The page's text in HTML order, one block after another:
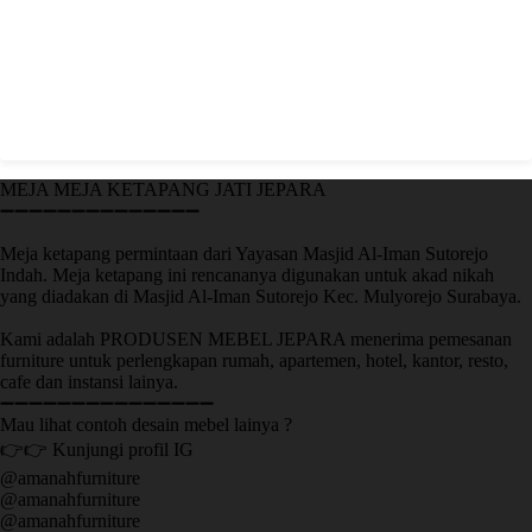
MEJA MEJA KETAPANG JATI JEPARA
➖➖➖➖➖➖➖➖➖➖➖➖➖➖
Meja ketapang permintaan dari Yayasan Masjid Al-Iman Sutorejo
Indah. Meja ketapang ini rencananya digunakan untuk akad nikah
yang diadakan di Masjid Al-Iman Sutorejo Kec. Mulyorejo Surabaya.
Kami adalah PRODUSEN MEBEL JEPARA menerima pemesanan
furniture untuk perlengkapan rumah, apartemen, hotel, kantor, resto,
cafe dan instansi lainya.
➖➖➖➖➖➖➖➖➖➖➖➖➖➖➖
Mau lihat contoh desain mebel lainya ?
👉👉 Kunjungi profil IG
@amanahfurniture
@amanahfurniture
@amanahfurniture